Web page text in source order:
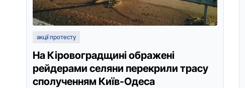
акції протесту
На Кіровоградщині ображені
рейдерами селяни перекрили трасу
сполученням Київ-Одеса